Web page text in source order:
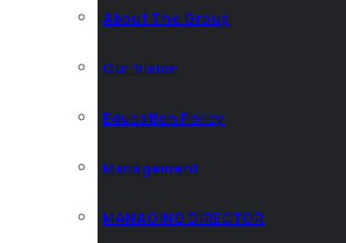
About The Group
Our Vision
Education Policy
Management
MANAGING DIRECTOR